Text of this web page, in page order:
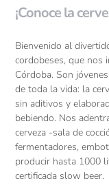
¡Conoce la
Bienvenido al
cordobeses, que nos
Córdoba. Son
de toda la vida: la
sin aditivos y
bebiendo. Nos
cerveza -sala de
fermentadores,
producir hasta 1000
certificada slow beer.